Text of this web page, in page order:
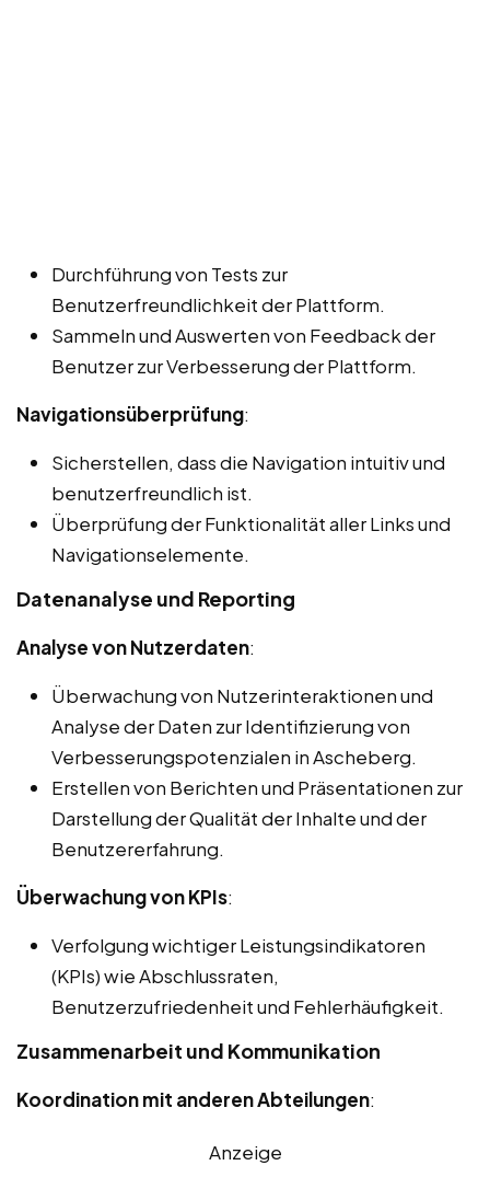
Durchführung von Tests zur
Benutzerfreundlichkeit der Plattform.
Sammeln und Auswerten von Feedback der
Benutzer zur Verbesserung der Plattform.
Navigationsüberprüfung:
Sicherstellen, dass die Navigation intuitiv und
benutzerfreundlich ist.
Überprüfung der Funktionalität aller Links und
Navigationselemente.
Datenanalyse und Reporting
Analyse von Nutzerdaten:
Überwachung von Nutzerinteraktionen und
Analyse der Daten zur Identifizierung von
Verbesserungspotenzialen in Ascheberg.
Erstellen von Berichten und Präsentationen zur
Darstellung der Qualität der Inhalte und der
Benutzererfahrung.
Überwachung von KPIs:
Verfolgung wichtiger Leistungsindikatoren
(KPIs) wie Abschlussraten,
Benutzerzufriedenheit und Fehlerhäufigkeit.
Zusammenarbeit und Kommunikation
Koordination mit anderen Abteilungen:
Anzeige